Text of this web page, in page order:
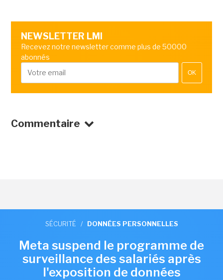
NEWSLETTER LMI
Recevez notre newsletter comme plus de 50000
abonnés
OK
Commentaire
SÉCURITÉ / DONNÉES PERSONNELLES
Meta suspend le programme de
surveillance des salariés après
l'exposition de données